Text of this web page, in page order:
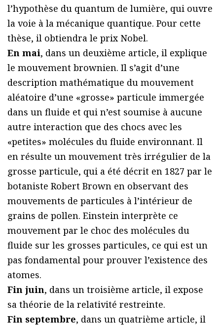
l’hypothèse du quantum de lumière, qui ouvre
la voie à la mécanique quantique. Pour cette
thèse, il obtiendra le prix Nobel.
En mai, dans un deuxième article, il explique
le mouvement brownien. Il s’agit d’une
description mathématique du mouvement
aléatoire d’une «grosse» particule immergée
dans un fluide et qui n’est soumise à aucune
autre interaction que des chocs avec les
«petites» molécules du fluide environnant. Il
en résulte un mouvement très irrégulier de la
grosse particule, qui a été décrit en 1827 par le
botaniste Robert Brown en observant des
mouvements de particules à l’intérieur de
grains de pollen. Einstein interprète ce
mouvement par le choc des molécules du
fluide sur les grosses particules, ce qui est un
pas fondamental pour prouver l’existence des
atomes.
Fin juin, dans un troisième article, il expose
sa théorie de la relativité restreinte.
Fin septembre, dans un quatrième article, il